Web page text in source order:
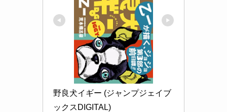
野良犬イギー (ジャンプジェイブ
ックスDIGITAL)